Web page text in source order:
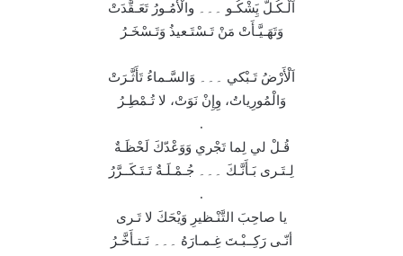
اَلْـكُـلُّ يَِشْكُـو ۔۔۔ والْأُمُـورُ تَعَـقَّدَتْ
وَتَهَـيَّـأَتْ مَنْ تَـسْتَـعيذُ وَتَـسْخَـرُ
اَلْأَرْضُ تَـبْكي ۔۔۔ وَالسَّـماءُ تَأَثَّـرَتْ
وَالْمُورِياتُ، وِإِنْ نَوَتْ، لا تُـمْطِـرُ
.
قُـلْ لي لِما تَجْري وَوَعْدّكَ لَحْظَـةٌ
لِـتَـرى بَـأَنَّـكَ ۔۔۔ جُـمْـلَـةٌ تَـتَـكَــرَّرُ
.
يا صاحِبَ التَّنْـظيرِ وَيْحَكَ لا تَـرى
أنّـى رَكِــبْـتَ غِـمـارَهُ ۔۔۔ نَـتـأَخَّـرُ